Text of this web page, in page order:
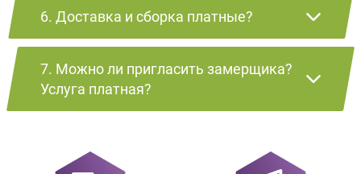
6. Доставка и сборка платные?
7. Можно ли пригласить замерщика?
Услуга платная?